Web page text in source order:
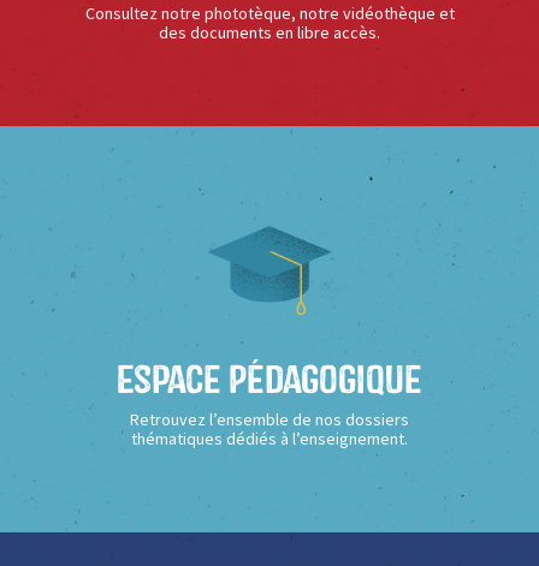
Consultez notre phototèque, notre vidéothèque et
des documents en libre accès.
Espace Pédagogique
Retrouvez l’ensemble de nos dossiers
thématiques dédiés à l’enseignement.